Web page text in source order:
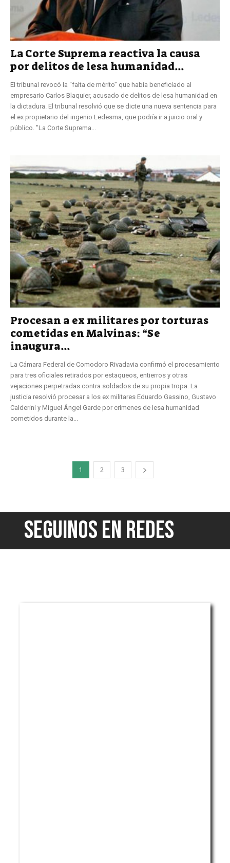
La Corte Suprema reactiva la causa
por delitos de lesa humanidad...
El tribunal revocó la “falta de mérito” que había beneficiado al
empresario Carlos Blaquier, acusado de delitos de lesa humanidad en
la dictadura. El tribunal resolvió que se dicte una nueva sentencia para
el ex propietario del ingenio Ledesma, que podría ir a juicio oral y
público. "La Corte Suprema...
Procesan a ex militares por torturas
cometidas en Malvinas: “Se
inaugura...
La Cámara Federal de Comodoro Rivadavia confirmó el procesamiento
para tres oficiales retirados por estaqueos, entierros y otras
vejaciones perpetradas contra soldados de su propia tropa. La
justicia resolvió procesar a los ex militares Eduardo Gassino, Gustavo
Calderini y Miguel Ángel Garde por crímenes de lesa humanidad
cometidos durante la...
1 2 3
SEGUINOS EN REDES